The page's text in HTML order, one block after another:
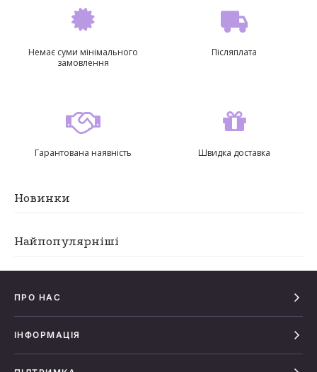
Немає суми мінімального
замовлення
Післяплата
Гарантована наявність Швидка доставка
Новинки
Найпопулярніші
ПРО НАС
ІНФОРМАЦІЯ